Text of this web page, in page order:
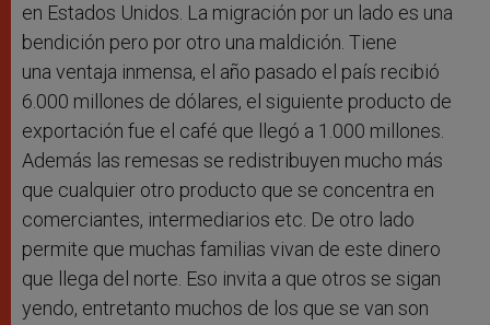
en Estados Unidos. La migración por un lado es una
bendición pero por otro una maldición. Tiene
una ventaja inmensa, el año pasado el país recibió
6.000 millones de dólares, el siguiente producto de
exportación fue el café que llegó a 1.000 millones.
Además las remesas se redistribuyen mucho más
que cualquier otro producto que se concentra en
comerciantes, intermediarios etc. De otro lado
permite que muchas familias vivan de este dinero
que llega del norte. Eso invita a que otros se sigan
yendo, entretanto muchos de los que se van son